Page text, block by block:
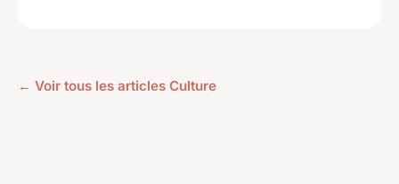
← Voir tous les articles Culture